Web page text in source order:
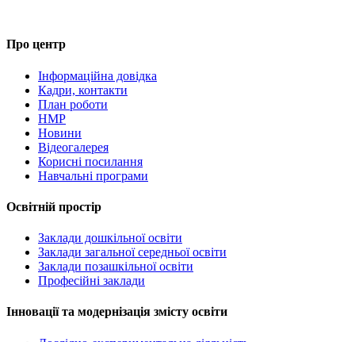
Про центр
Інформаційна довідка
Кадри, контакти
План роботи
НМР
Новини
Відеогалерея
Корисні посилання
Навчальні програми
Освітній простір
Заклади дошкільної освіти
Заклади загальної середньої освіти
Заклади позашкільної освіти
Професійні заклади
Інновації та модернізація змісту освіти